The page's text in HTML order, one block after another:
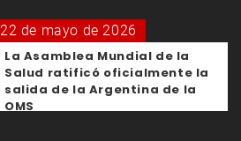
22 de mayo de 2026
La Asamblea Mundial de la
Salud ratificó oficialmente la
salida de la Argentina de la
OMS